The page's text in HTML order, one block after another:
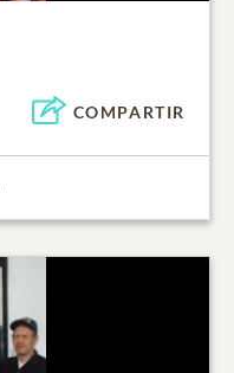
COMPARTIR